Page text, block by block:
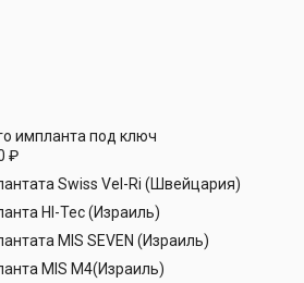
импланта под ключ
₽
Swiss Vel-Ri (Швейцария)
HI-Tec (Израиль)
MIS SEVEN (Израиль)
MIS M4(Израиль)